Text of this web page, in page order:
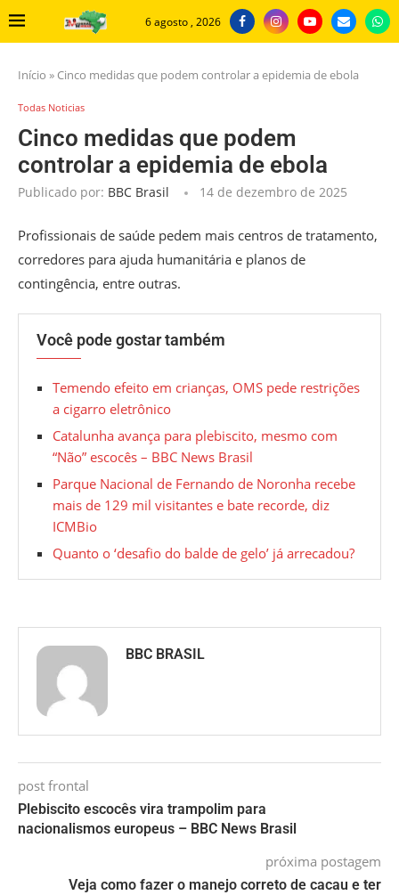
6 agosto , 2026
Início » Cinco medidas que podem controlar a epidemia de ebola
Todas Noticias
Cinco medidas que podem
controlar a epidemia de ebola
Publicado por: BBC Brasil 14 de dezembro de 2025
Profissionais de saúde pedem mais centros de tratamento,
corredores para ajuda humanitária e planos de
contingência, entre outras.
Você pode gostar também
Temendo efeito em crianças, OMS pede restrições
a cigarro eletrônico
Catalunha avança para plebiscito, mesmo com
“Não” escocês – BBC News Brasil
Parque Nacional de Fernando de Noronha recebe
mais de 129 mil visitantes e bate recorde, diz
ICMBio
Quanto o ‘desafio do balde de gelo’ já arrecadou?
BBC BRASIL
post frontal
Plebiscito escocês vira trampolim para
nacionalismos europeus – BBC News Brasil
próxima postagem
Veja como fazer o manejo correto de cacau e ter